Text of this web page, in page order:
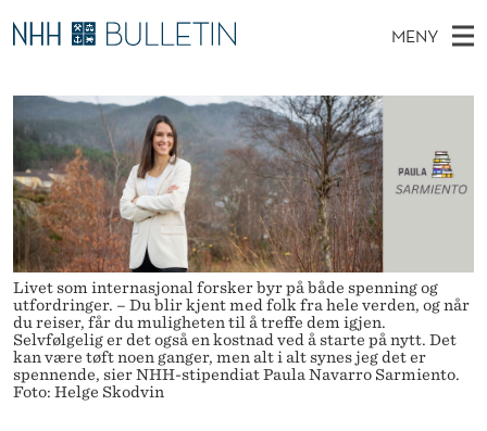
F
R
A
N
H
H
T
L
E
MENY
O
V
E
D
M
E
N
Y
Ø
I
N
T
T
S
T
E
D
E
T
Stipendiater og nye forskerprofiler
Disputaser
Ekspertutvalg
Om Bulletin
Livet som internasjonal forsker byr på både spenning og
utfordringer. – Du blir kjent med folk fra hele verden, og når
du reiser, får du muligheten til å treffe dem igjen.
Selvfølgelig er det også en kostnad ved å starte på nytt. Det
kan være tøft noen ganger, men alt i alt synes jeg det er
spennende, sier NHH-stipendiat Paula Navarro Sarmiento.
Foto: Helge Skodvin